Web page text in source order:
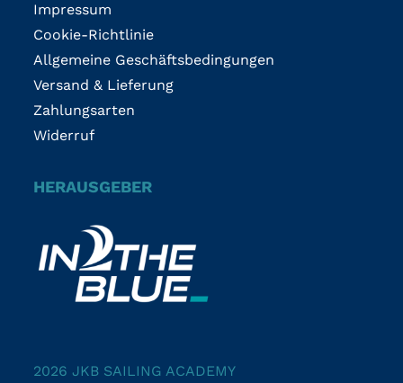
Impressum
Cookie-Richtlinie
Allgemeine Geschäftsbedingungen
Versand & Lieferung
Zahlungsarten
Widerruf
HERAUSGEBER
2026 JKB SAILING ACADEMY